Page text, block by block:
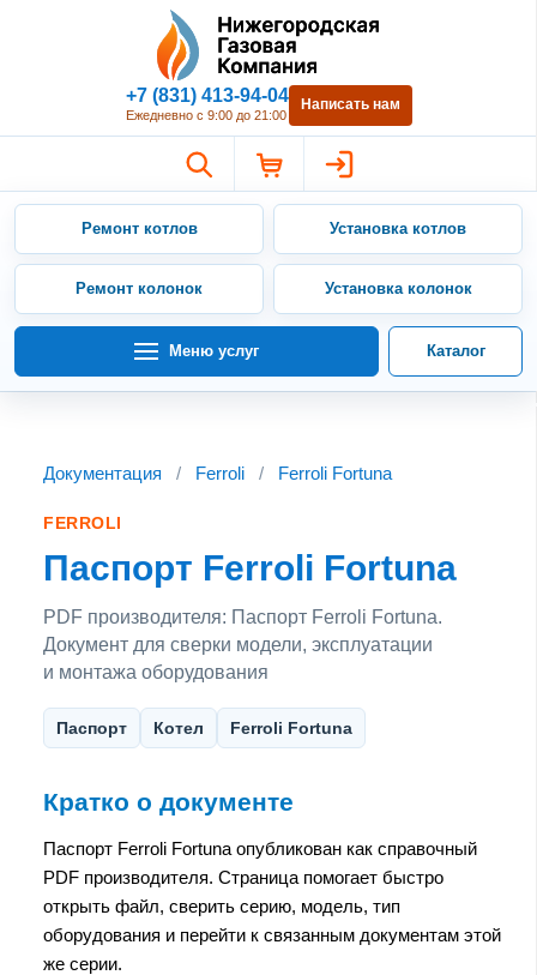
Нижегородская Газовая
+7 (831) 413-94-04
Ежедневно с 9:00 до 21:00
Написать нам
Ремонт котлов Установка котлов
Ремонт колонок Установка колонок
Меню услуг Каталог
Документация / Ferroli / Ferroli Fortuna
FERROLI
Паспорт Ferroli Fortuna
PDF производителя: Паспорт Ferroli Fortuna.
Документ для сверки модели, эксплуатации
и монтажа оборудования
Паспорт Котел Ferroli Fortuna
Кратко о документе
Паспорт Ferroli Fortuna опубликован как справочный
PDF производителя. Страница помогает быстро
открыть файл, сверить серию, модель, тип
оборудования и перейти к связанным документам этой
же серии.